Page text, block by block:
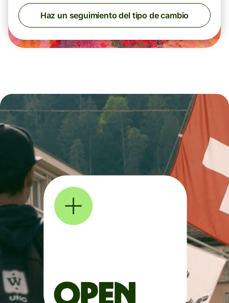
Haz un seguimiento del tipo de cambio